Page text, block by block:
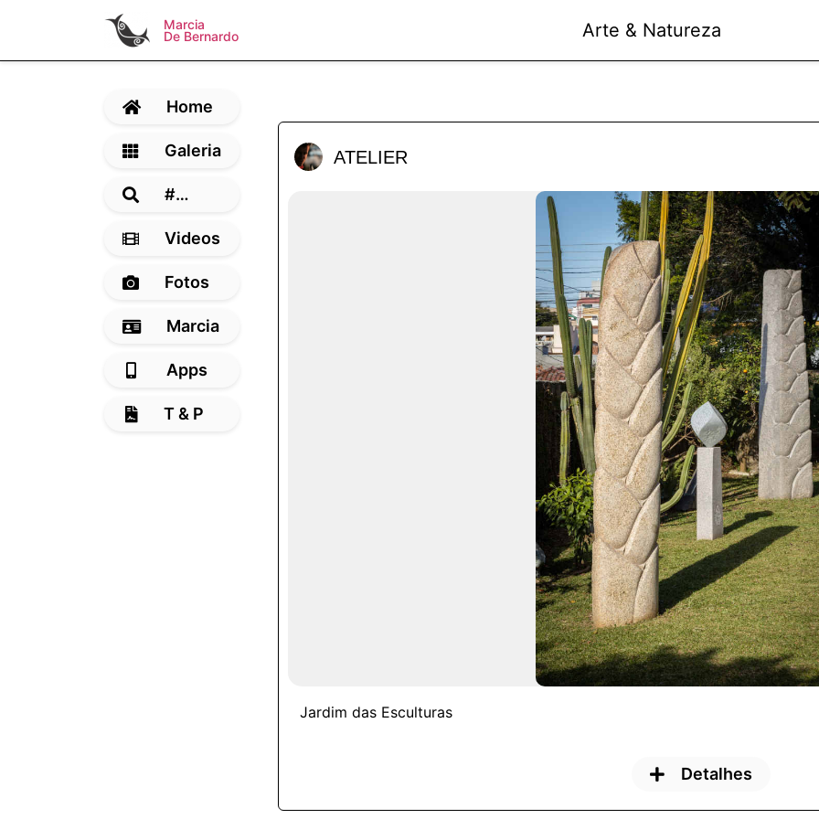
Marcia
De Bernardo Arte & Natureza
Home
Galeria
#…
Videos
Fotos
Marcia
Apps
T & P
ATELIER
Jardim das Esculturas
Detalhes